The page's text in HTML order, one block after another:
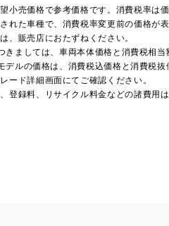
小売価格で参考価格です。消費税率は
れた車種で、消費税率変更前の価格が
、販売店におたずねください。
きましては、車両本体価格と消費税相
デルの価格は、消費税込価格と消費税抜
ード詳細画面にてご確認ください。
登録料、リサイクル料金などの諸費用